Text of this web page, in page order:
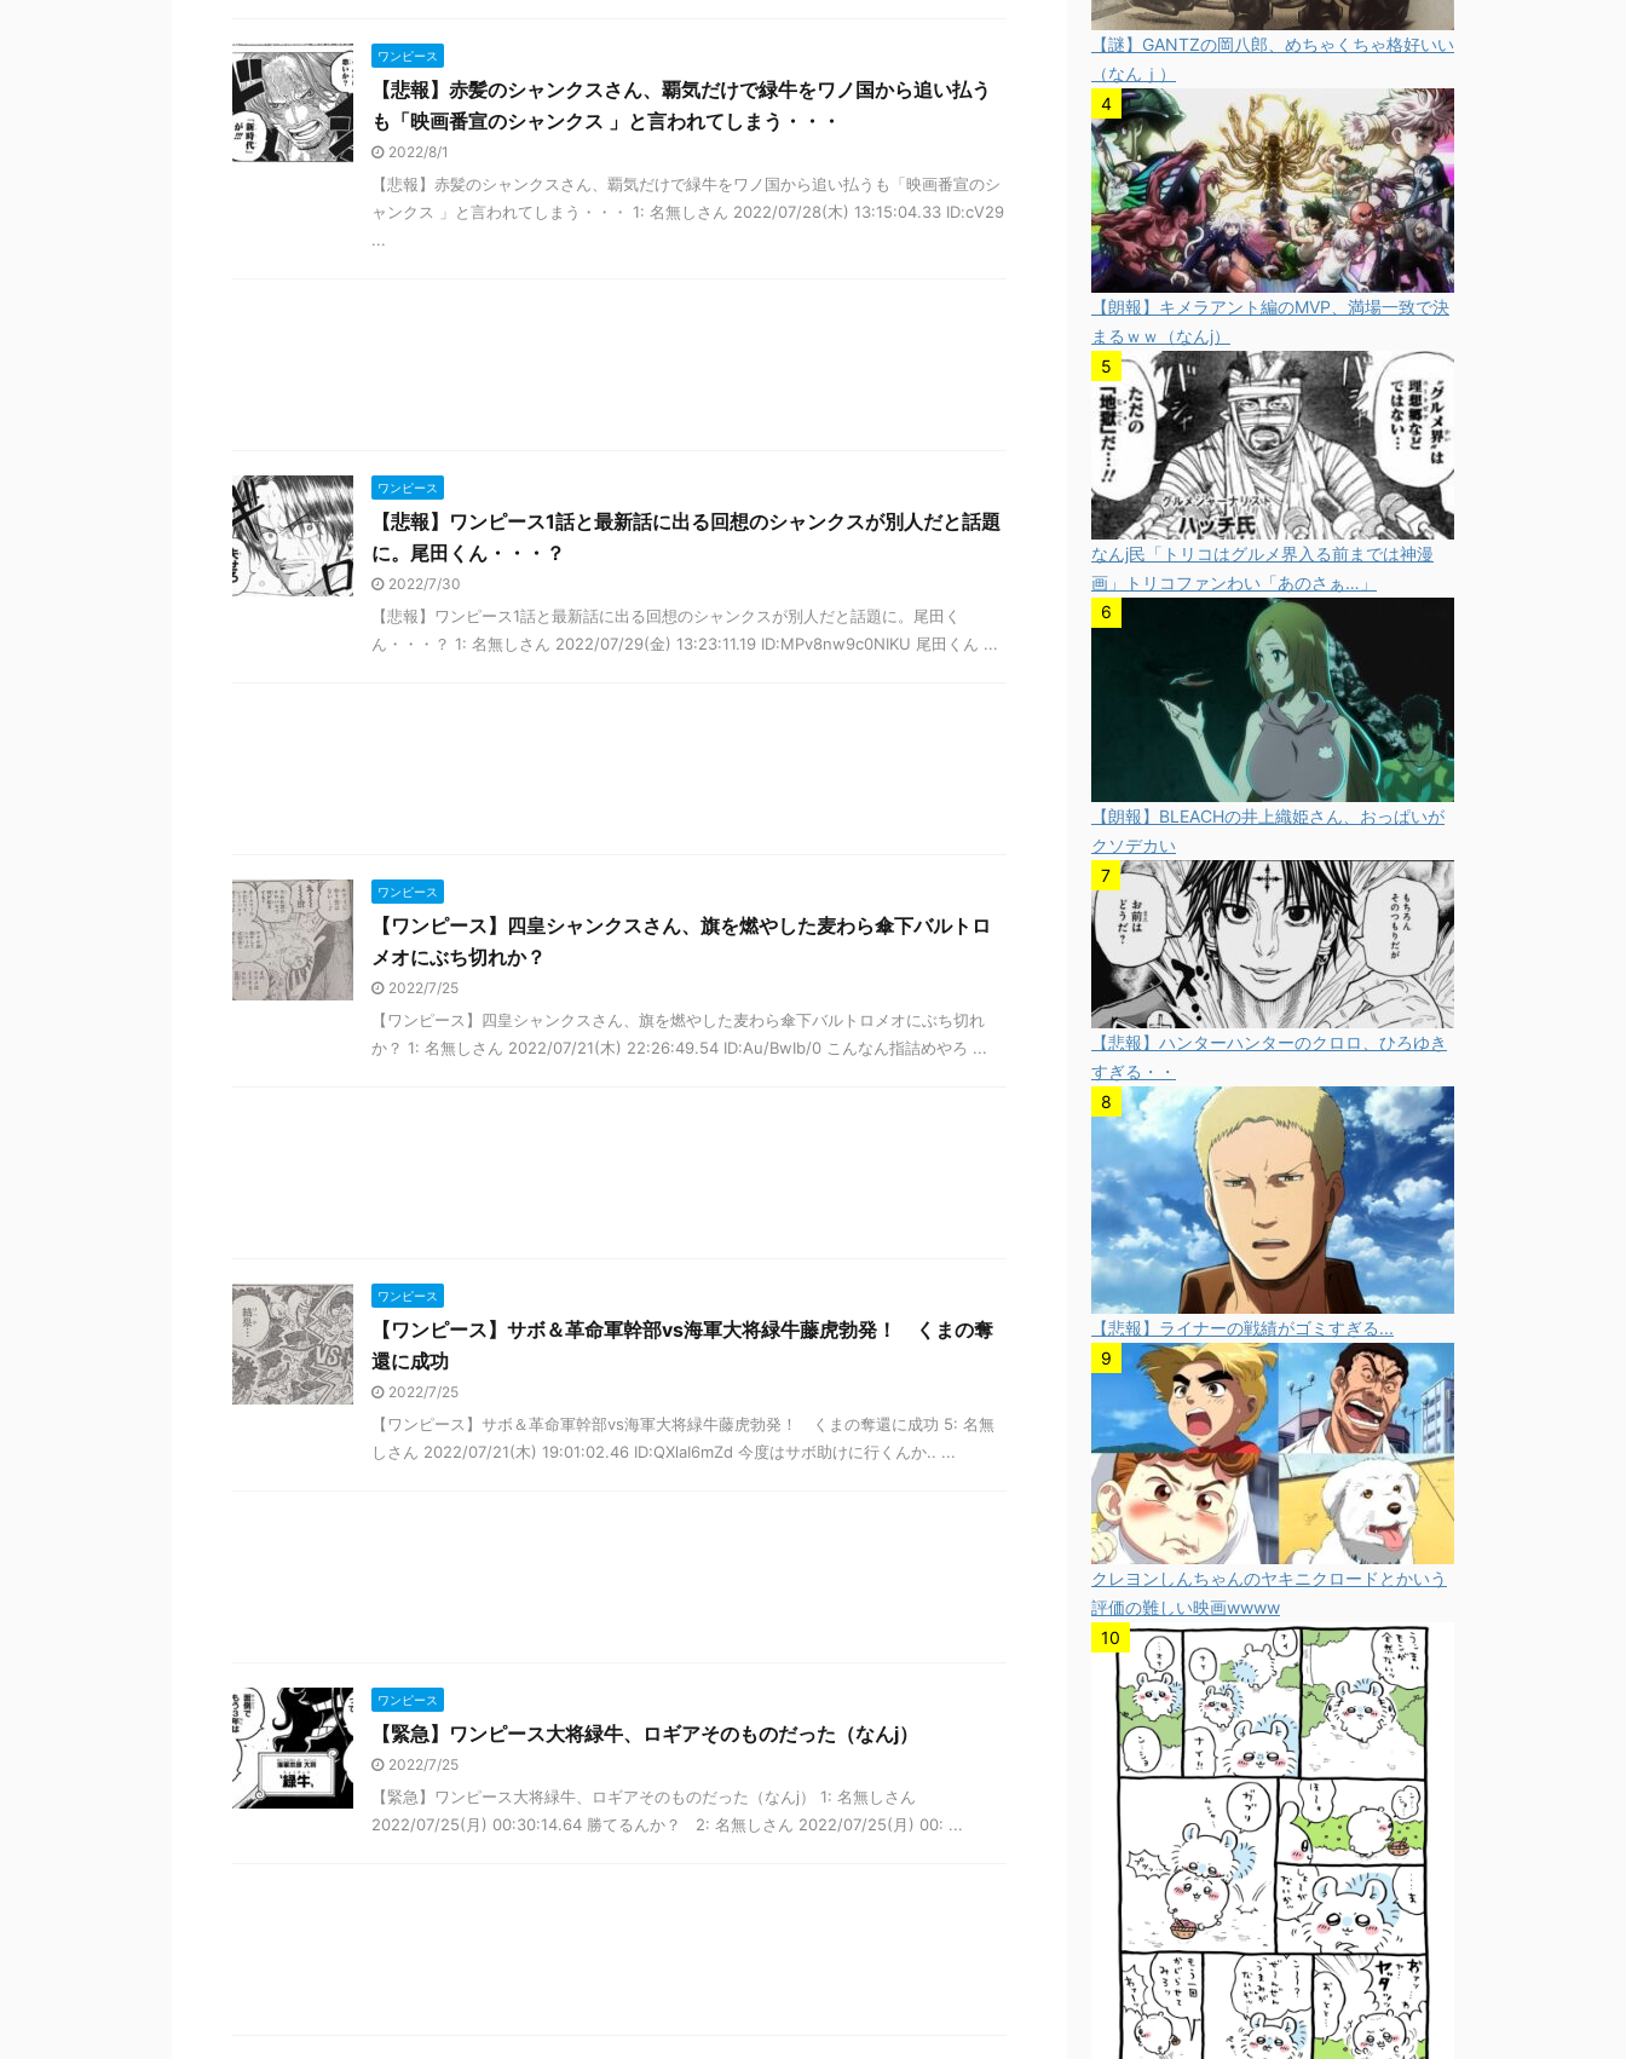
ワンピース
【悲報】赤髪のシャンクスさん、覇気だけで緑牛をワノ国から追い払う
も「映画番宣のシャンクス 」と言われてしまう・・・
2022/8/1
【悲報】赤髪のシャンクスさん、覇気だけで緑牛をワノ国から追い払うも「映画番宣のシ
ャンクス 」と言われてしまう・・・ 1: 名無しさん 2022/07/28(木) 13:15:04.33 ID:cV29
...
ワンピース
【悲報】ワンピース1話と最新話に出る回想のシャンクスが別人だと話題
に。尾田くん・・・？
2022/7/30
【悲報】ワンピース1話と最新話に出る回想のシャンクスが別人だと話題に。尾田く
ん・・・？ 1: 名無しさん 2022/07/29(金) 13:23:11.19 ID:MPv8nw9c0NIKU 尾田くん ...
ワンピース
【ワンピース】四皇シャンクスさん、旗を燃やした麦わら傘下バルトロ
メオにぶち切れか？
2022/7/25
【ワンピース】四皇シャンクスさん、旗を燃やした麦わら傘下バルトロメオにぶち切れ
か？ 1: 名無しさん 2022/07/21(木) 22:26:49.54 ID:Au/BwIb/0 こんなん指詰めやろ ...
ワンピース
【ワンピース】サボ＆革命軍幹部vs海軍大将緑牛藤虎勃発！ くまの奪
還に成功
2022/7/25
【ワンピース】サボ＆革命軍幹部vs海軍大将緑牛藤虎勃発！ くまの奪還に成功 5: 名無
しさん 2022/07/21(木) 19:01:02.46 ID:QXlaI6mZd 今度はサボ助けに行くんか.. ...
ワンピース
【緊急】ワンピース大将緑牛、ロギアそのものだった（なんj）
2022/7/25
【緊急】ワンピース大将緑牛、ロギアそのものだった（なんj） 1: 名無しさん
2022/07/25(月) 00:30:14.64 勝てるんか？ 2: 名無しさん 2022/07/25(月) 00: ...
【謎】GANTZの岡八郎、めちゃくちゃ格好いい
（なんｊ）
【朗報】キメラアント編のMVP、満場一致で決
まるｗｗ（なんj）
なんj民「トリコはグルメ界入る前までは神漫
画」トリコファンわい「あのさぁ…」
【朗報】BLEACHの井上織姫さん、おっぱいが
クソデカい
【悲報】ハンターハンターのクロロ、ひろゆき
すぎる・・
【悲報】ライナーの戦績がゴミすぎる...
クレヨンしんちゃんのヤキニクロードとかいう
評価の難しい映画wwww